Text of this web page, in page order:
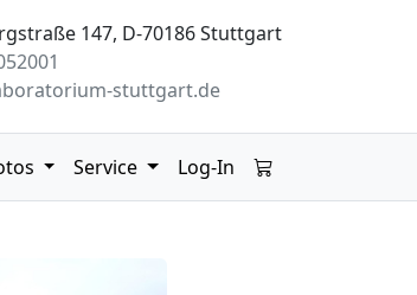
147, D-70186 Stuttgart
stuttgart.de
Service Log-In